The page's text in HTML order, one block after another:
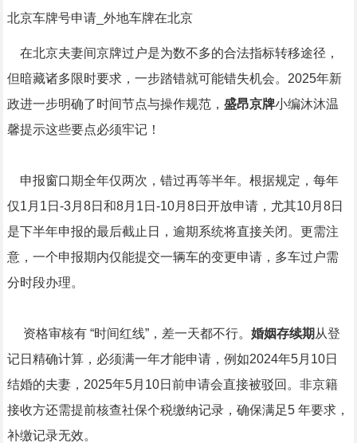
北京车牌号申请_外地车牌在北京
在北京夫妻间京牌过户是为数不多的合法指标转移途径，
但暗藏诸多限时要求，一步踏错就可能错失机会。2025年新
政进一步明确了时间节点与操作规范， 盛昂京牌小编沐沐温
馨提示这些要点必须牢记！
申报窗口期全年仅两次，错过再等半年。根据规定，每年
仅1月1日-3月8日和8月1日-10月8日开放申请，尤其10月8日
是下半年申报的最后截止日，逾期系统将直接关闭。更需注
意，一个申报期内仅能提交一辆车的变更申请，多车过户需
分时段办理。
资格审核有 “时间红线”，差一天都不行。 婚姻存续期 从登
记日精确计算，必须满一年才能申请，例如2024年5月10日
结婚的夫妻，2025年5月10日前申请会直接被驳回。非京籍
接收方还需提前核查社保个税缴纳记录，确保满足5 年要求，
补缴记录无效。